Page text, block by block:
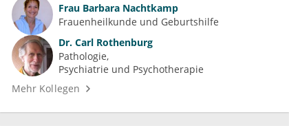
Frau Barbara Nachtkamp
Frauenheilkunde und Geburtshilfe
Dr. Carl Rothenburg
Pathologie
Psychiatrie und Psychotherapie
Mehr Kollegen